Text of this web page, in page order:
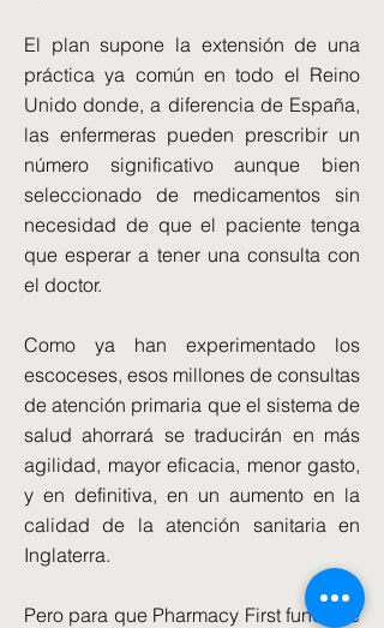
El plan supone la extensión de una
práctica ya común en todo el Reino
Unido donde, a diferencia de España,
las enfermeras pueden prescribir un
número significativo aunque bien
seleccionado de medicamentos sin
necesidad de que el paciente tenga
que esperar a tener una consulta con
el doctor.
Como ya han experimentado los
escoceses, esos millones de consultas
de atención primaria que el sistema de
salud ahorrará se traducirán en más
agilidad, mayor eficacia, menor gasto,
y en definitiva, en un aumento en la
calidad de la atención sanitaria en
Inglaterra.
Pero para que Pharmacy First funcione